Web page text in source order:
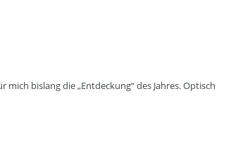
bislang die „Entdeckung“ des Jahres. Optisch